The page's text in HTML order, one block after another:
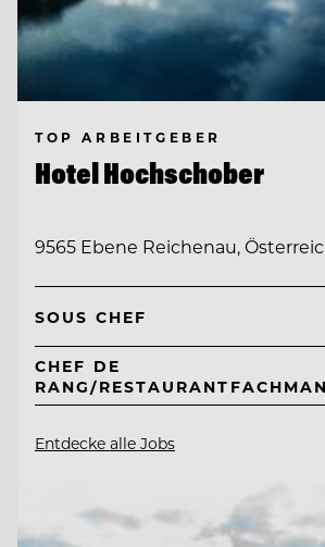
TOP ARBEITGEBER
Hotel Hochschober
9565 Ebene Reichenau,
SOUS CHEF
CHEF DE
RANG/
Entdecke alle Jobs